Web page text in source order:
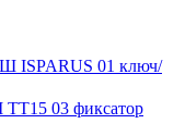
ISPARUS 01 ключ/